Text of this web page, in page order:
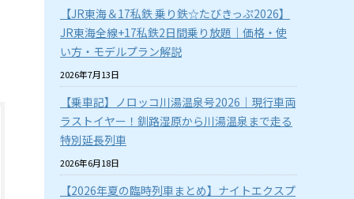
【JR東海＆17私鉄 乗り鉄☆たびきっぷ2026】
JR東海全線+17私鉄2日間乗り放題｜価格・使
い方・モデルプラン解説
2026年7月13日
【乗車記】ノロッコ川湯温泉号2026｜現行車両
ラストイヤー！釧路湿原から川湯温泉まで走る
特別延長列車
2026年6月18日
【2026年夏の臨時列車まとめ】ナイトエクスプ